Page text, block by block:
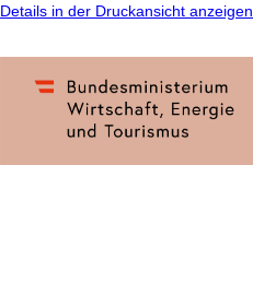
Details in der Druckansicht anzeigen